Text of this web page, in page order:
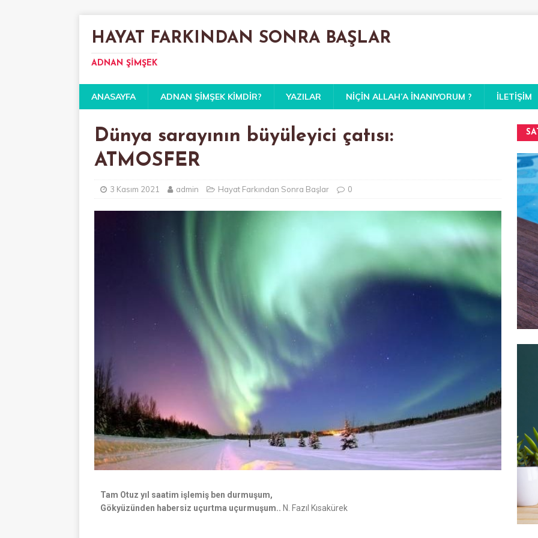
HAYAT FARKINDAN SONRA BAŞLAR
ADNAN ŞIMŞEK
ANASAYFA ADNAN ŞIMŞEK KIMDIR? YAZILAR NIÇIN ALLAH’A İNANIYORUM ? İLETIŞIM
Dünya sarayının büyüleyici çatısı:
ATMOSFER
3 Kasım 2021 admin Hayat Farkından Sonra Başlar 0
Tam Otuz yıl saatim işlemiş ben durmuşum,
Gökyüzünden habersiz uçurtma uçurmuşum.. N. Fazıl Kısakürek